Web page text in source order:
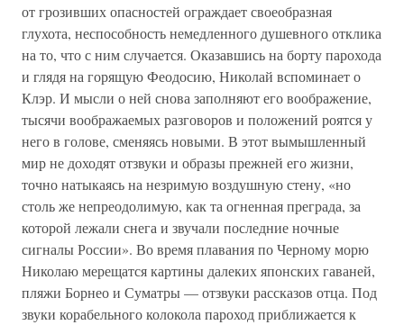
от грозивших опасностей ограждает своеобразная
глухота, неспособность немедленного душевного отклика
на то, что с ним случается. Оказавшись на борту парохода
и глядя на горящую Феодосию, Николай вспоминает о
Клэр. И мысли о ней снова заполняют его воображение,
тысячи воображаемых разговоров и положений роятся у
него в голове, сменяясь новыми. В этот вымышленный
мир не доходят отзвуки и образы прежней его жизни,
точно натыкаясь на незримую воздушную стену, «но
столь же непреодолимую, как та огненная преграда, за
которой лежали снега и звучали последние ночные
сигналы России». Во время плавания по Черному морю
Николаю мерещатся картины далеких японских гаваней,
пляжи Борнео и Суматры — отзвуки рассказов отца. Под
звуки корабельного колокола пароход приближается к